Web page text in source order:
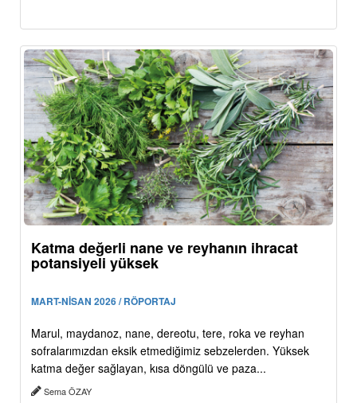
Katma değerli nane ve reyhanın ihracat
potansiyeli yüksek
MART-NİSAN 2026 / RÖPORTAJ
Marul, maydanoz, nane, dereotu, tere, roka ve reyhan
sofralarımızdan eksik etmediğimiz sebzelerden. Yüksek
katma değer sağlayan, kısa döngülü ve paza...
Sema ÖZAY